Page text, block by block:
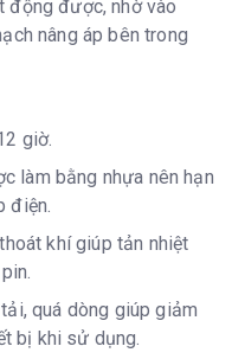
động được, nhờ vào
nâng áp bên trong
giờ.
làm bằng nhựa nên hạn
điện.
khí giúp tản nhiệt
quá dòng giúp giảm
bị khi sử dụng.